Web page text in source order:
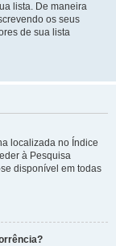
lista. De maneira
os seus
de sua lista
localizada no Índice
à Pesquisa
disponível em todas